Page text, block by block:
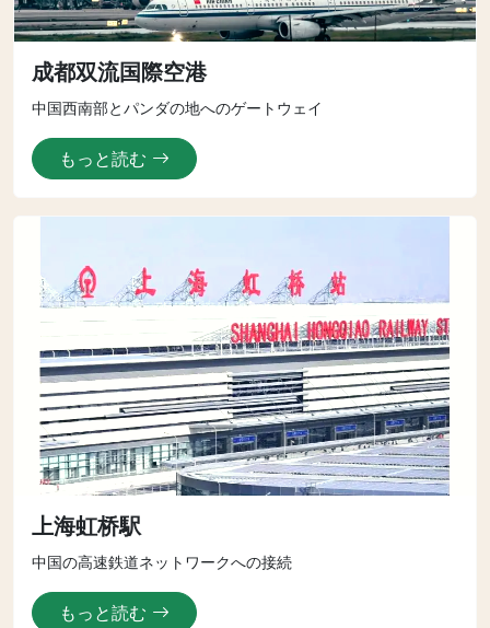
成都双流国際空港
中国西南部とパンダの地へのゲートウェイ
もっと読む
上海虹桥駅
中国の高速鉄道ネットワークへの接続
もっと読む